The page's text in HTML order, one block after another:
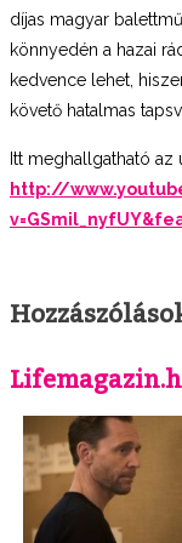
díjas magyar
könnyedén a hazai
kedvence lehet,
követő hatalmas
Itt meghallgatható az
http://